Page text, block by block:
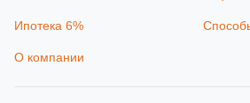
Ипотека 6%
О компании